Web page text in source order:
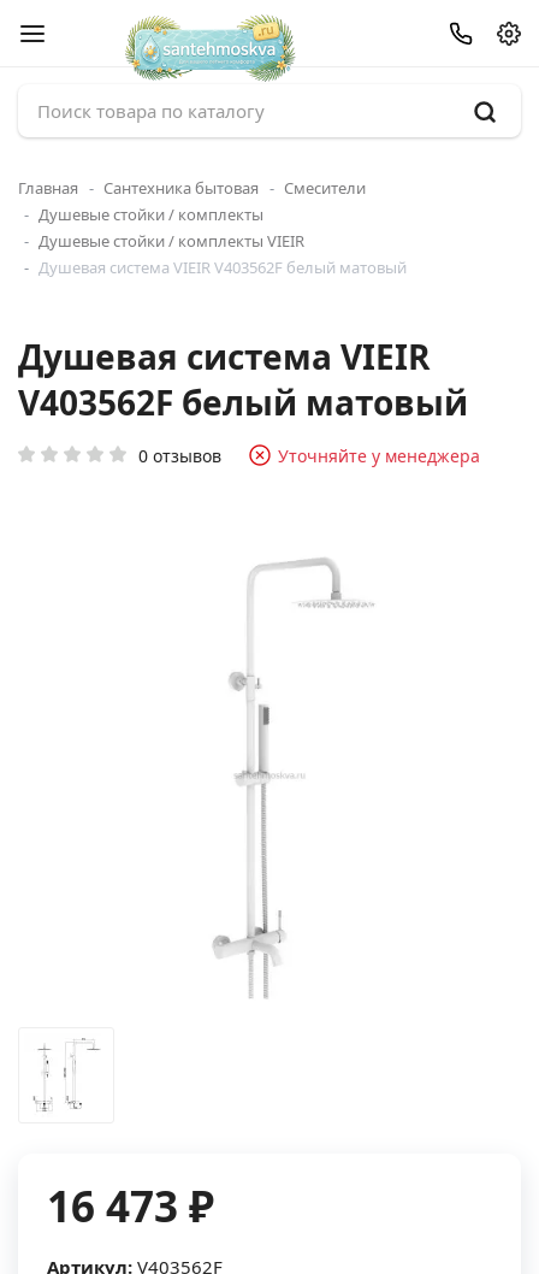
Главная Сантехника бытовая
Смесители
Душевые стойки / комплекты
Душевые стойки / комплекты VIEIR
Душевая система VIEIR V403562F белый матовый
Душевая система VIEIR
V403562F белый матовый
0 отзывов Уточняйте у менеджера
16 473 ₽
Артикул: V403562F